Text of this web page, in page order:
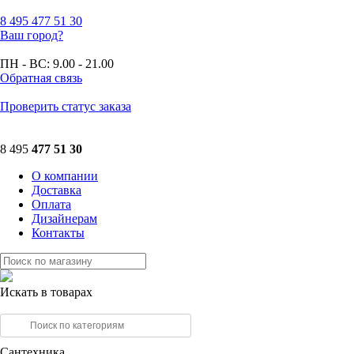
8 495 477 51 30
Ваш город?
ПН - ВС: 9.00 - 21.00
Обратная связь
Проверить статус заказа
8 495 477 51 30
О компании
Доставка
Оплата
Дизайнерам
Контакты
Искать в товарах